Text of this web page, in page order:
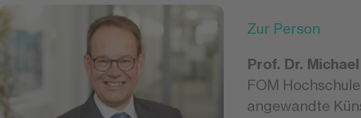
Zur Person
Prof. Dr.
FOM
angewandte